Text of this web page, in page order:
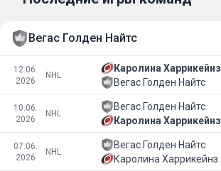
Вегас Голден Найтс
12.06.
2026
NHL
Каролина Харрикейнз
Вегас Голден Найтс
10.06.
2026
NHL
Вегас Голден Найтс
Каролина Харрикейнз
07.06.
2026
NHL
Вегас Голден Найтс
Каролина Харрикейнз